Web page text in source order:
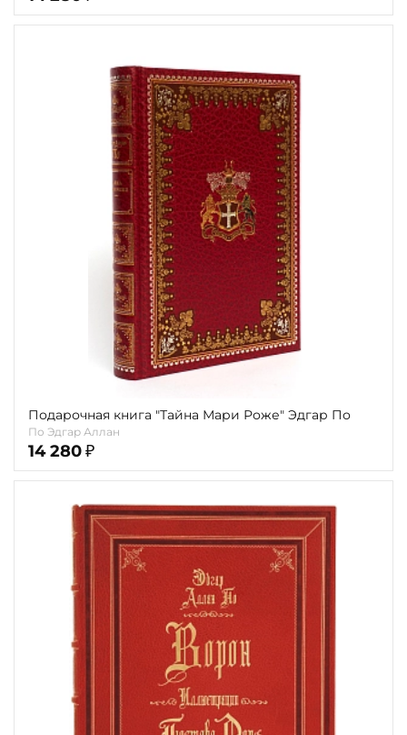
Подарочная книга "Тайна Мари Роже" Эдгар По
По Эдгар Аллан
14 280 ₽